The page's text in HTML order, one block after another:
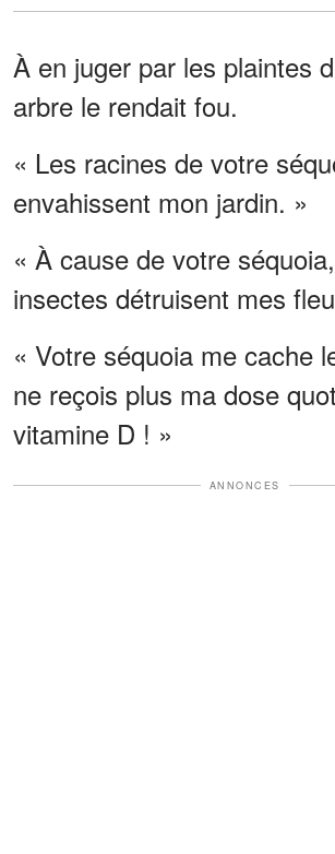
À en juger par les plaintes
arbre le rendait fou.
« Les racines de votre
envahissent mon jardin. »
« À cause de votre
insectes détruisent mes
« Votre séquoia me cache
ne reçois plus ma dose
vitamine D ! »
ANNONCES